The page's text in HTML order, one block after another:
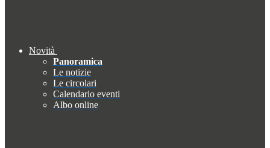
Novità
Panoramica
Le notizie
Le circolari
Calendario eventi
Albo online